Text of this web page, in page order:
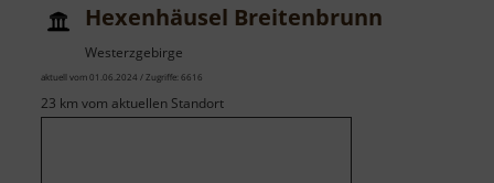
Hexenhäusel Breitenbrunn
Westerzgebirge
aktuell vom 01.06.2024 / Zugriffe: 6616
23 km vom aktuellen Standort